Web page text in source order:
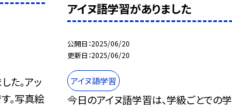
た。アッ
。写真絵
アイヌ語学習がありました
公開日 2025/06/20
更新日 2025/06/20
アイヌ語学習
今日のアイヌ語学習は、学級ごとでの学